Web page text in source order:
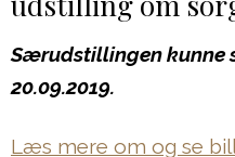
Særudstillingen kunne
20.09.2019.
Læs mere om og se